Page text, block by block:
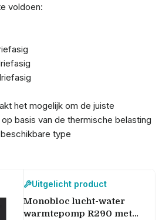
voldoen:
het mogelijk om de juiste
basis van de thermische belasting
type
Uitgelicht product
Monobloc lucht-water
warmtepomp R290 met